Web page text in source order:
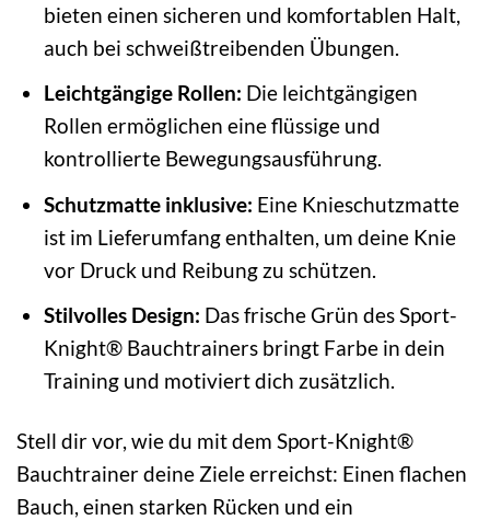
bieten einen sicheren und komfortablen Halt,
auch bei schweißtreibenden Übungen.
Leichtgängige Rollen: Die leichtgängigen
Rollen ermöglichen eine flüssige und
kontrollierte Bewegungsausführung.
Schutzmatte inklusive: Eine Knieschutzmatte
ist im Lieferumfang enthalten, um deine Knie
vor Druck und Reibung zu schützen.
Stilvolles Design: Das frische Grün des Sport-
Knight® Bauchtrainers bringt Farbe in dein
Training und motiviert dich zusätzlich.
Stell dir vor, wie du mit dem Sport-Knight®
Bauchtrainer deine Ziele erreichst: Einen flachen
Bauch, einen starken Rücken und ein